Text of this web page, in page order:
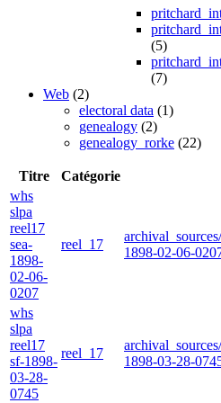
(5)
(7)
Web (2)
electoral data (1)
genealogy (2)
genealogy_rorke (22)
Titre Catégorie
whs
slpa
reel17
sea-
1898-
02-06-
0207
reel_17
1898-02-06-
whs
slpa
reel17
sf-1898-
03-28-
0745
reel_17
1898-03-28-